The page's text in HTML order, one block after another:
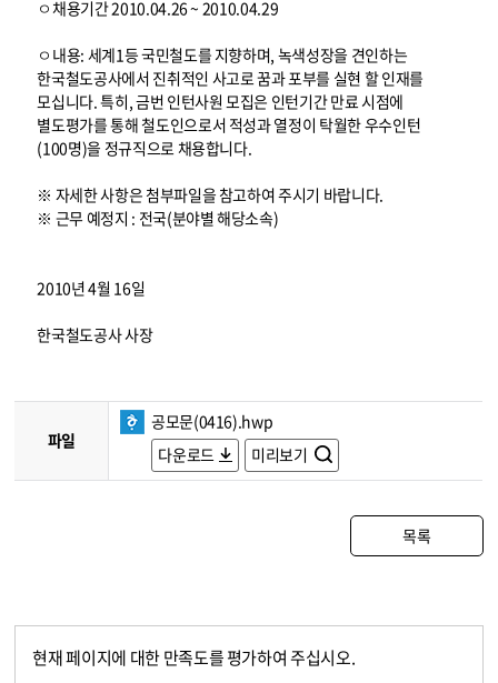
ㅇ채용기간 2010.04.26 ~ 2010.04.29
ㅇ내용: 세계1등 국민철도를 지향하며, 녹색성장을 견인하는
한국철도공사에서 진취적인 사고로 꿈과 포부를 실현 할 인재를
모십니다. 특히, 금번 인턴사원 모집은 인턴기간 만료 시점에
별도평가를 통해 철도인으로서 적성과 열정이 탁월한 우수인턴
(100명)을 정규직으로 채용합니다.
※ 자세한 사항은 첨부파일을 참고하여 주시기 바랍니다.
※ 근무 예정지 : 전국(분야별 해당소속)
2010년 4월 16일
한국철도공사 사장
파일
공모문(0416).hwp
다운로드
미리보기
목록
현재 페이지에 대한 만족도를 평가하여 주십시오.